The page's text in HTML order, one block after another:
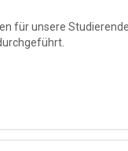
für unsere